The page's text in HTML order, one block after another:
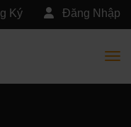
Đăng Nhập
Ký